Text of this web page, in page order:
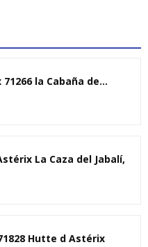
71266 la Cabaña de...
La Caza del Jabalí,
Hutte d Astérix